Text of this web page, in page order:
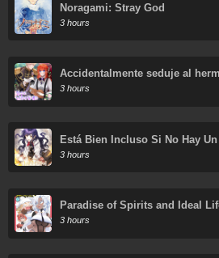
Noragami: Stray God
3 hours
Accidentalmente seduje al
protagonista masculino
3 hours
Está Bien Incluso Si No Hay
Masculino
3 hours
Paradise of Spirits and Ideal
World
3 hours